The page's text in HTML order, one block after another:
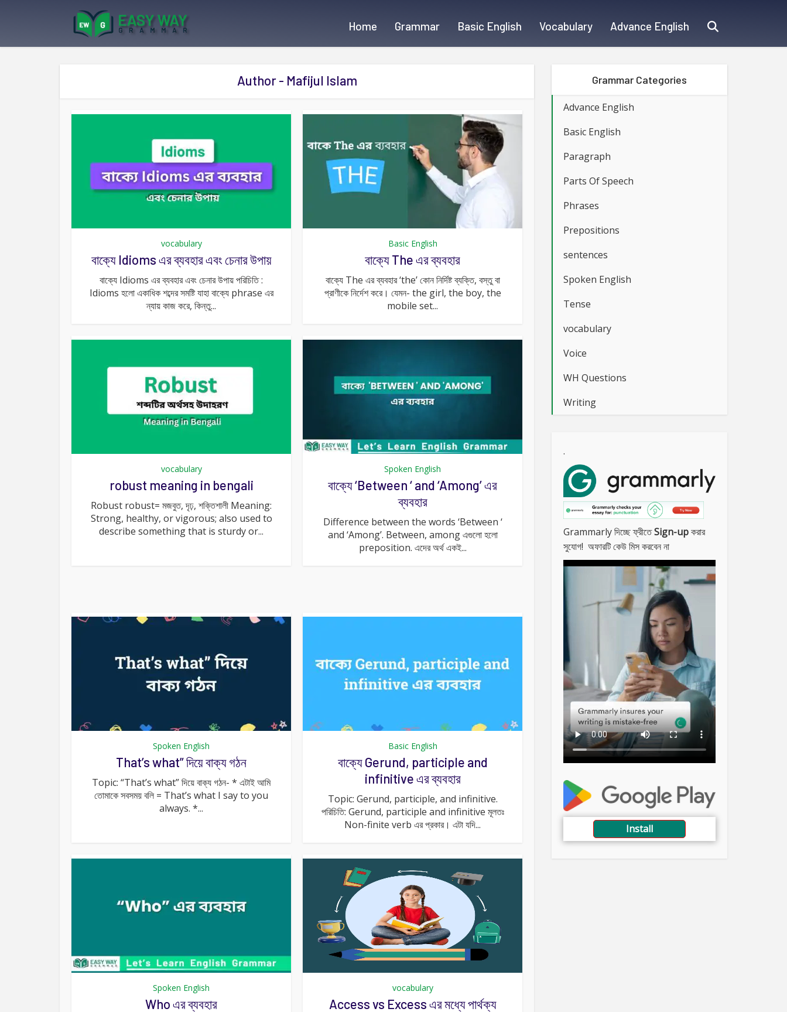
Home Grammar Basic English Vocabulary Advance English
Author - Mafijul Islam
vocabulary
বাক্যে Idioms এর ব্যবহার এবং চেনার উপায়
বাক্যে Idioms এর ব্যবহার এবং চেনার উপায় পরিচিতি :
Idioms হলো একাধিক শব্দের সমষ্টি যাহা বাক্যে phrase এর
ন্যায় কাজ করে, কিন্তু...
Basic English
বাক্যে The এর ব্যবহার
বাক্যে The এর ব্যবহার ‘the’ কোন নির্দিষ্ট ব্যক্তি, বস্তু বা
প্রাণীকে নির্দেশ করে। যেমন- the girl, the boy, the
mobile set...
vocabulary
robust meaning in bengali
Robust robust= মজবুত, দৃঢ়, শক্তিশালী Meaning:
Strong, healthy, or vigorous; also used to
describe something that is sturdy or...
Spoken English
বাক্যে ‘Between ‘ and ‘Among’ এর
ব্যবহার
Difference between the words ‘Between ‘
and ‘Among’. Between, among এগুলো হলো
preposition. এদের অর্থ একই...
Spoken English
That’s what” দিয়ে বাক্য গঠন
Topic: “That’s what” দিয়ে বাক্য গঠন- * এটাই আমি
তোমাকে সবসময় বলি = That’s what I say to you
always. *...
Basic English
বাক্যে Gerund, participle and
infinitive এর ব্যবহার
Topic: Gerund, participle, and infinitive.
পরিচিতি: Gerund, participle and infinitive মূলতঃ
Non-finite verb এর প্রকার। এটা যদি...
Spoken English
Who এর ব্যবহার
vocabulary
Access vs Excess এর মধ্যে পার্থক্য
Grammar Categories
Advance English
Basic English
Paragraph
Parts Of Speech
Phrases
Prepositions
sentences
Spoken English
Tense
vocabulary
Voice
WH Questions
Writing
.
Grammarly দিচ্ছে ফ্রীতেSign-upকরার
সুযোগ! অফারটি কেউ মিস করবেন না
Install